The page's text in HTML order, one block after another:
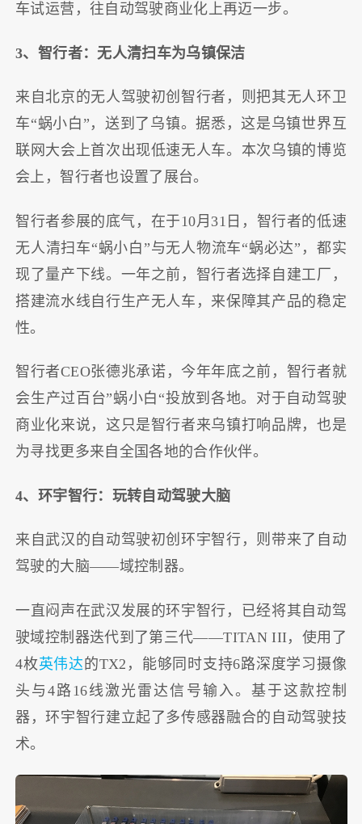
车试运营，往自动驾驶商业化上再迈一步。
3、智行者：无人清扫车为乌镇保洁
来自北京的无人驾驶初创智行者，则把其无人环卫
车“蜗小白”，送到了乌镇。据悉，这是乌镇世界互
联网大会上首次出现低速无人车。本次乌镇的博览
会上，智行者也设置了展台。
智行者参展的底气，在于10月31日，智行者的低速
无人清扫车“蜗小白”与无人物流车“蜗必达”，都实
现了量产下线。一年之前，智行者选择自建工厂，
搭建流水线自行生产无人车，来保障其产品的稳定
性。
智行者CEO张德兆承诺，今年年底之前，智行者就
会生产过百台”蜗小白“投放到各地。对于自动驾驶
商业化来说，这只是智行者来乌镇打响品牌，也是
为寻找更多来自全国各地的合作伙伴。
4、环宇智行：玩转自动驾驶大脑
来自武汉的自动驾驶初创环宇智行，则带来了自动
驾驶的大脑——域控制器。
一直闷声在武汉发展的环宇智行，已经将其自动驾
驶域控制器迭代到了第三代——TITAN III，使用了
4枚英伟达的TX2，能够同时支持6路深度学习摄像
头与4路16线激光雷达信号输入。基于这款控制
器，环宇智行建立起了多传感器融合的自动驾驶技
术。